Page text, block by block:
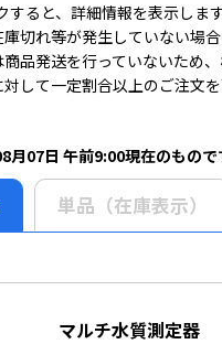
ると、詳細情報を表示します
切れ等が発生していない場
品発送を行っていないため
して一定割合以上のご注文
07日 午前9:00現在のもので
単品（在庫表示）
マルチ水質測定器